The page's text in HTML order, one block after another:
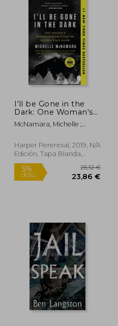
dcto.
I'll be Gone in the
Dark: One Woman's
Obsessive Search for
the Golden State
McNamara, Michelle ;
Patton
Harper Perennial, 2019, N/A
Edición, Tapa Blanda,
Nuevo